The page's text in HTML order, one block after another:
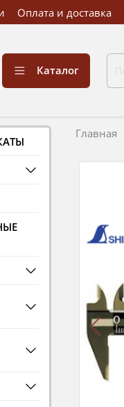
Оплата и доставка
Каталог
Главная